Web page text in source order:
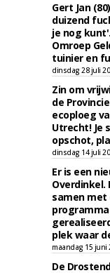
Gert Jan
duizend
je nog
Omroep
tuinier en
dinsdag 28 juli
Zin om
de
ecoploeg
Utrecht! Je
opschot,
dinsdag 14 juli
Er is een
Overdinkel.
samen met
plek waar
maandag 15 juni
De